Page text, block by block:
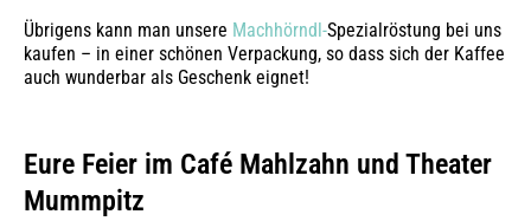
Übrigens kann man unsere Machhörndl-Spezialröstung bei uns
kaufen – in einer schönen Verpackung, so dass sich der Kaffee
auch wunderbar als Geschenk eignet!
Eure Feier im Café Mahlzahn und Theater
Mummpitz